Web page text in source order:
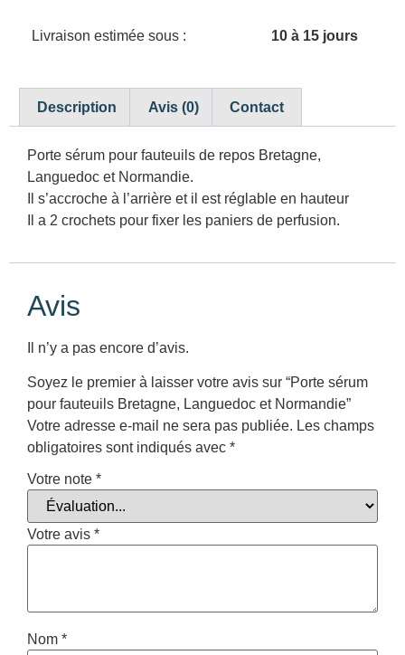
Livraison estimée sous : 10 à 15 jours
Description Avis (0) Contact
Porte sérum pour fauteuils de repos Bretagne,
Languedoc et Normandie.
Il s’accroche à l’arrière et il est réglable en hauteur
Il a 2 crochets pour fixer les paniers de perfusion.
Avis
Il n’y a pas encore d’avis.
Soyez le premier à laisser votre avis sur “Porte sérum
pour fauteuils Bretagne, Languedoc et Normandie”
Votre adresse e-mail ne sera pas publiée. Les champs
obligatoires sont indiqués avec *
Votre note *
Votre avis *
Nom *